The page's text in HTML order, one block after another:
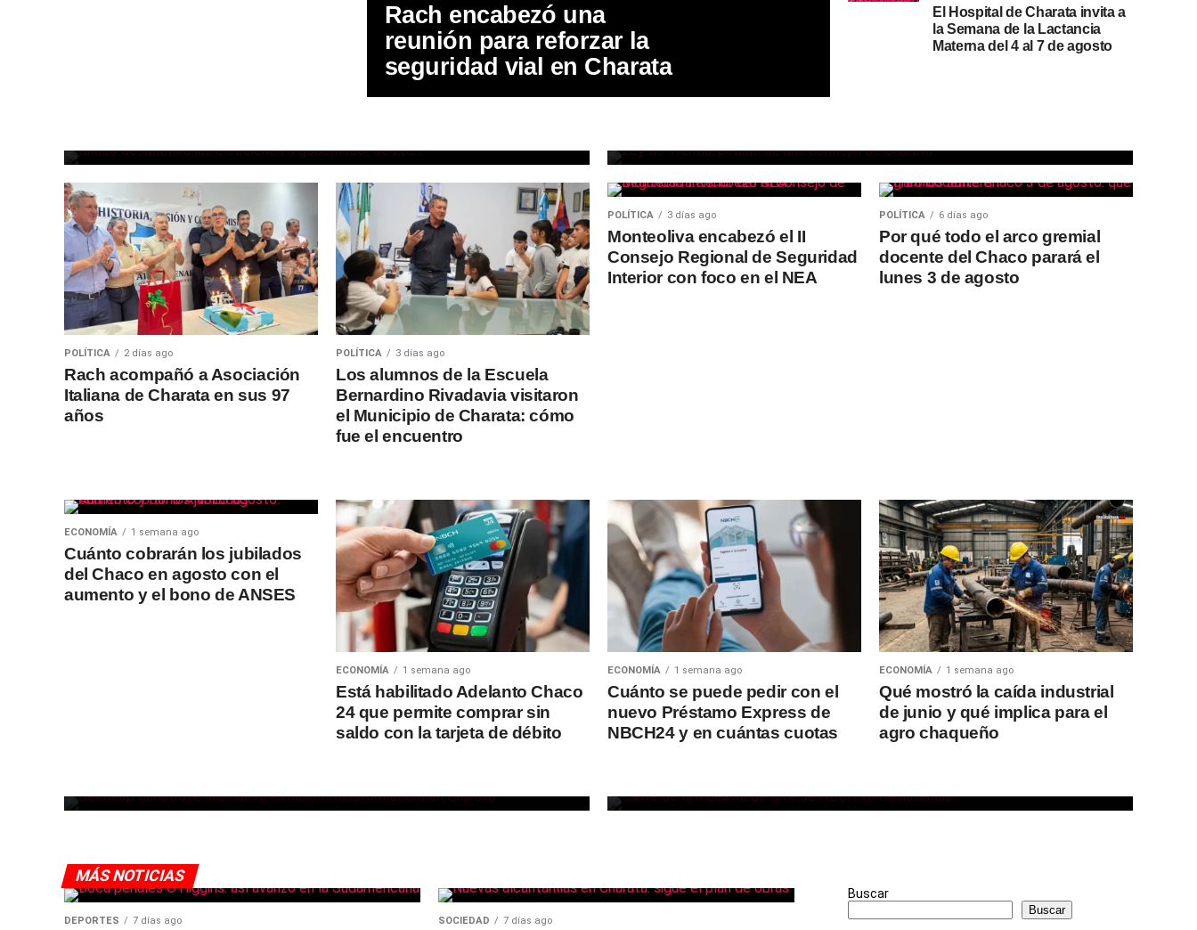
Rach encabezó una
reunión para reforzar la
seguridad vial en Charata
El Hospital de Charata invita a
la Semana de la Lactancia
Materna del 4 al 7 de agosto
desdoblará las elecciones a
POLÍTICA
La concejal de Charata Paola
Gauna, pidió rechazar la
POLÍTICA 2 días ago
Rach acompañó a Asociación
Italiana de Charata en sus 97
años
POLÍTICA 3 días ago
Los alumnos de la Escuela
Bernardino Rivadavia visitaron
el Municipio de Charata: cómo
fue el encuentro
POLÍTICA 3 días ago
Monteoliva encabezó el II
Consejo Regional de Seguridad
Interior con foco en el NEA
POLÍTICA 6 días ago
Por qué todo el arco gremial
docente del Chaco parará el
lunes 3 de agosto
ECONOMÍA 1 semana ago
Cuánto cobrarán los jubilados
del Chaco en agosto con el
aumento y el bono de ANSES
ECONOMÍA 1 semana ago
Está habilitado Adelanto Chaco
24 que permite comprar sin
saldo con la tarjeta de débito
ECONOMÍA 1 semana ago
Cuánto se puede pedir con el
nuevo Préstamo Express de
NBCH24 y en cuántas cuotas
ECONOMÍA 1 semana ago
Qué mostró la caída industrial
de junio y qué implica para el
agro chaqueño
Secheep avanza con una
SOCIEDAD 19 horas ago
NBCH invitó al cierre de su
muestra de arte en el Club
MÁS NOTICIAS
DEPORTES 7 días ago SOCIEDAD 7 días ago
Buscar
Buscar